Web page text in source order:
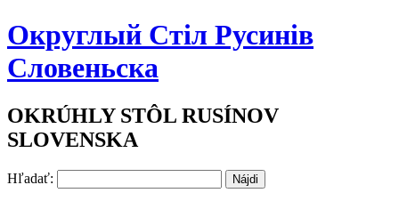
Округлый Стіл Русинів
Словеньска
OKRÚHLY STÔL RUSÍNOV
SLOVENSKA
Hľadať: